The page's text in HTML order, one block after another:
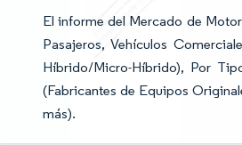
El informe del Mercado de
Pasajeros, Vehículos
Híbrido/Micro-Híbrido), Por
(Fabricantes de Equipos
más).